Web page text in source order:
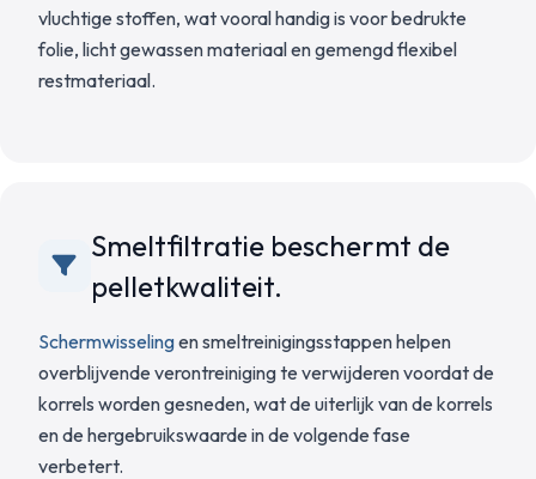
vluchtige stoffen, wat vooral handig is voor bedrukte
folie, licht gewassen materiaal en gemengd flexibel
restmateriaal.
Smeltfiltratie beschermt de
pelletkwaliteit.
Schermwisselingen smeltreinigingsstappen helpen
overblijvende verontreiniging te verwijderen voordat de
korrels worden gesneden, wat de uiterlijk van de korrels
en de hergebruikswaarde in de volgende fase
verbetert.